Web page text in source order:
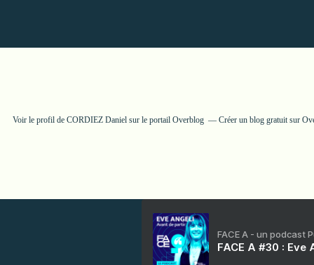
Voir le profil de CORDIEZ Danielsur le portail Overblog Créer un blog gratuit sur
FACE A - un podcast
FACE A #30 :